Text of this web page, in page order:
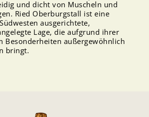
und dicht von Muscheln und
Ried Oberburgstall ist eine
ausgerichtete,
Lage, die aufgrund ihrer
Besonderheiten außergewöhnlich
bringt.